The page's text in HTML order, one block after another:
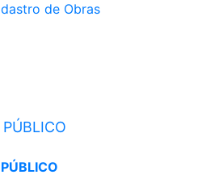
de Obras